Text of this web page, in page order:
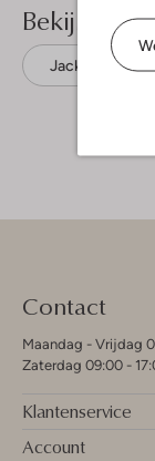
Bekijk meer
Jacks
Contact
Maandag - Vrijdag
Zaterdag 09:00 -
Klantenservice
Account